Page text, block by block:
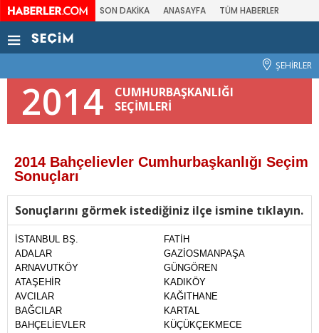
SON DAKİKA ANASAYFA TÜM HABERLER
ŞEHİRLER
2014
CUMHURBAŞKANLIĞI
SEÇİMLERİ
2014 Bahçelievler Cumhurbaşkanlığı Seçim
Sonuçları
Sonuçlarını görmek istediğiniz ilçe ismine tıklayın.
İSTANBUL BŞ.
ADALAR
ARNAVUTKÖY
ATAŞEHİR
AVCILAR
BAĞCILAR
BAHÇELİEVLER
FATİH
GAZİOSMANPAŞA
GÜNGÖREN
KADIKÖY
KAĞITHANE
KARTAL
KÜÇÜKÇEKMECE